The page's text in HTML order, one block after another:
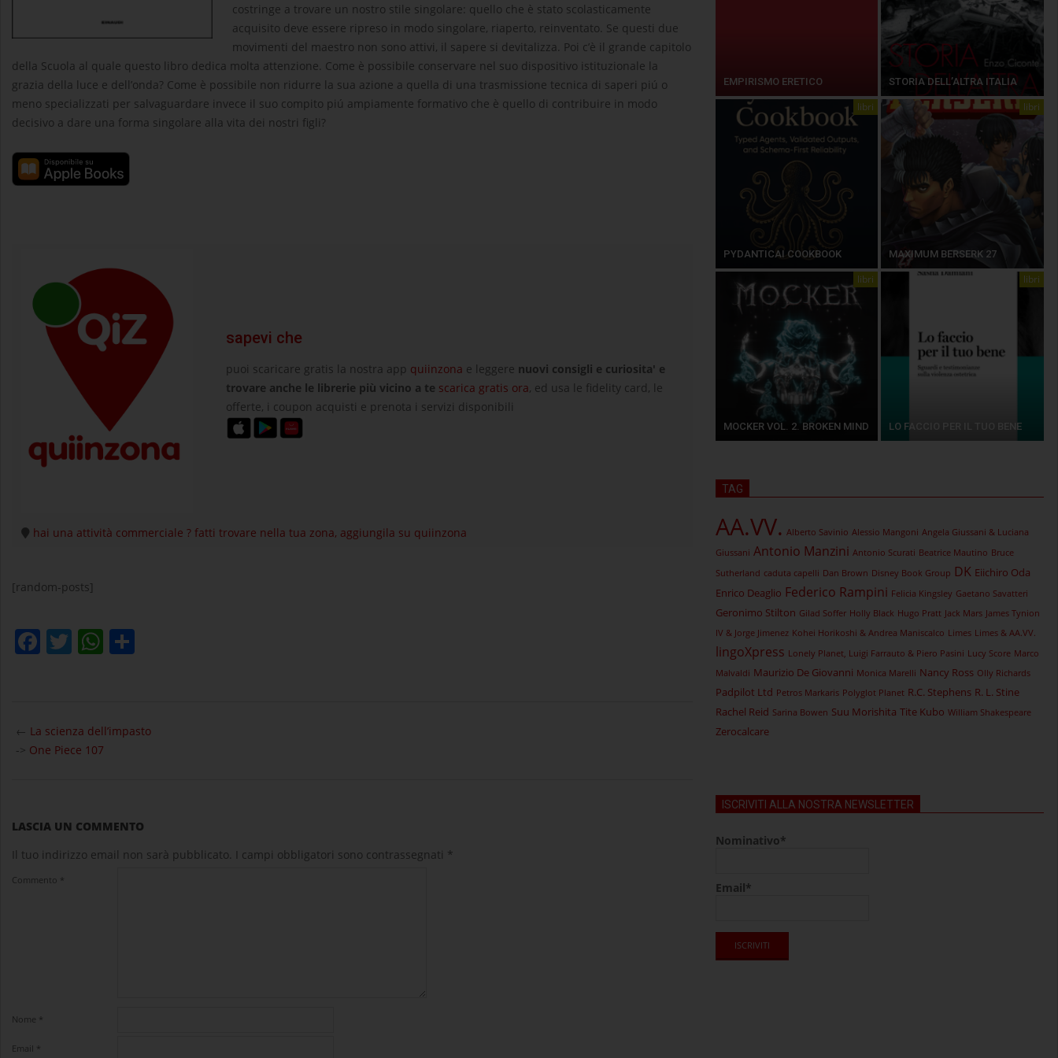
costringe a trovare un nostro stile singolare: quello che è stato scolasticamente
acquisito deve essere ripreso in modo singolare, riaperto, reinventato. Se questi due
movimenti del maestro non sono attivi, il sapere si devitalizza. Poi c’è il grande capitolo
della Scuola al quale questo libro dedica molta attenzione. Come è possibile conservare nel suo dispositivo istituzionale la
grazia della luce e dell’onda? Come è possibile non ridurre la sua azione a quella di una trasmissione tecnica di saperi piú o
meno specializzati per salvaguardare invece il suo compito piú ampiamente formativo che è quello di contribuire in modo
decisivo a dare una forma singolare alla vita dei nostri figli?
sapevi che
puoi scaricare gratis la nostra app quiinzona e leggere nuovi consigli e curiosita' e
trovare anche le librerie più vicino a te scarica gratis ora, ed usa le fidelity card, le
offerte, i coupon acquisti e prenota i servizi disponibili
hai una attività commerciale ? fatti trovare nella tua zona, aggiungila su quiinzona
[random-posts]
Facebook
TwitterWhatsApp
09-
04
← La scienza dell’impasto
-> One Piece 107
LASCIA UN COMMENTO
Il tuo indirizzo email non sarà pubblicato.
I campi obbligatori sono contrassegnati *
Commento *
Nome *
Email *
EMPIRISMO ERETICO STORIA DELL’ALTRA ITALIA
libri
PYDANTICAI COOKBOOK
libri
MAXIMUM BERSERK 27
libri
MOCKER VOL. 2. BROKEN MIND
libri
LO FACCIO PER IL TUO BENE
TAG
AA.VV. Alberto Savinio Alessio Mangoni Angela Giussani & Luciana
Giussani Antonio Manzini Antonio Scurati Beatrice Mautino Bruce
Sutherland caduta capelli Dan Brown Disney Book Group DK Eiichiro Oda
Enrico Deaglio Federico Rampini Felicia Kingsley Gaetano Savatteri
Geronimo Stilton Gilad Soffer Holly Black Hugo Pratt Jack Mars James Tynion
IV & Jorge Jimenez Kohei Horikoshi & Andrea Maniscalco Limes Limes & AA.VV.
lingoXpress Lonely Planet, Luigi Farrauto & Piero Pasini Lucy Score Marco
Malvaldi Maurizio De Giovanni Monica Marelli Nancy Ross Olly Richards
Padpilot Ltd Petros Markaris Polyglot Planet R.C. Stephens R. L. Stine
Rachel Reid Sarina Bowen Suu Morishita Tite Kubo William Shakespeare
Zerocalcare
ISCRIVITI ALLA NOSTRA NEWSLETTER
Nominativo*
Email*